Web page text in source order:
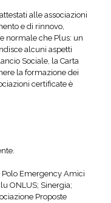
alle associazioni
e di rinnovo,
normale che Plus: un
alcuni aspetti
Sociale, la Carta
la formazione dei
certificate è
Polo Emergency Amici
ONLUS; Sinergia;
Proposte